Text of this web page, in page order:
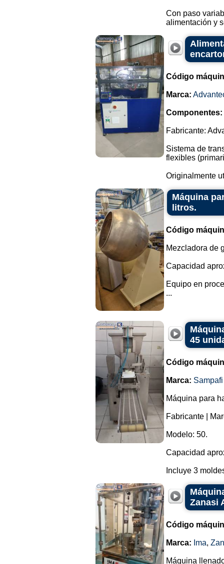
Con paso
alimentación y
Código
Marca:
Componentes:
Fabricante:
Sistema de
flexibles
Originalmente
Máquina
litros.
Código
Mezcladora de
Capacidad
Equipo en
...
45
Código
Marca: Sampafi
Máquina para
Fabricante |
Modelo: 50.
Capacidad
Incluye 3
Zanasi
Código
Marca: Ima,
Máquina